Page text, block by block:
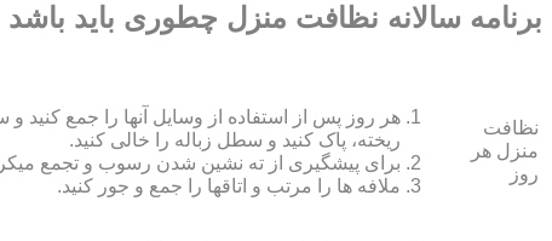
برنامه سالانه نظافت منزل چطوری باید باشد
نظافت
منزل هر
روز
هر روز پس از استفاده از وسایل آنها را جمع کنید
ریخته، پاک کنید و سطل زباله را خالی کنید.
برای پیشگیری از ته نشین شدن رسوب و تجمع
ملافه‏ ها را مرتب و اتاق‏ها را جمع و جور کنید.